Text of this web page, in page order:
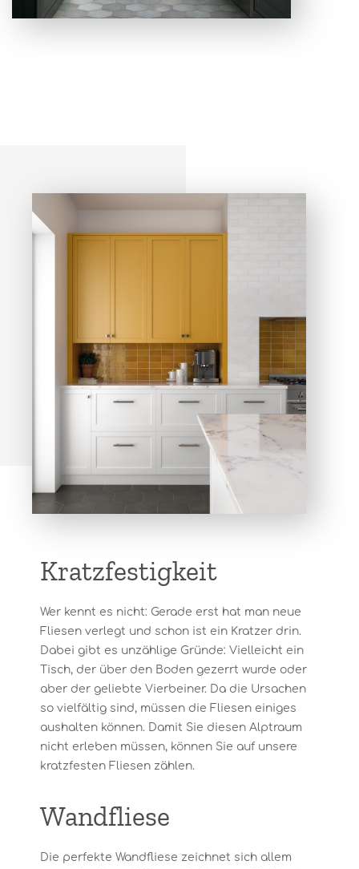
Kratzfestigkeit
Wer kennt es nicht: Gerade erst hat man neue
Fliesen verlegt und schon ist ein Kratzer drin.
Dabei gibt es unzählige Gründe: Vielleicht ein
Tisch, der über den Boden gezerrt wurde oder
aber der geliebte Vierbeiner. Da die Ursachen
so vielfältig sind, müssen die Fliesen einiges
aushalten können. Damit Sie diesen Alptraum
nicht erleben müssen, können Sie auf unsere
kratzfesten Fliesen zählen.
Wandfliese
Die perfekte Wandfliese zeichnet sich allem